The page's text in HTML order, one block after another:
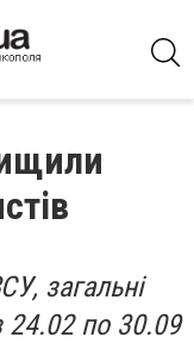
загальні
24.02 по 30.09